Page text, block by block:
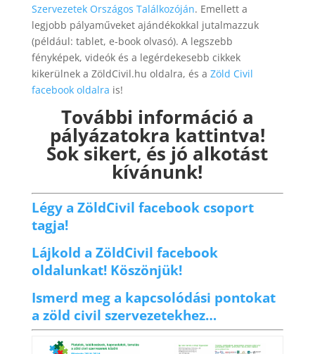
Szervezetek Országos Találkozóján. Emellett a
legjobb pályaműveket ajándékokkal jutalmazzuk
(például: tablet, e-book olvasó). A legszebb
fényképek, videók és a legérdekesebb cikkek
kikerülnek a ZöldCivil.hu oldalra, és a Zöld Civil
facebook oldalra is!
További információ a
pályázatokra kattintva!
Sok sikert, és jó alkotást
kívánunk!
Légy a ZöldCivil facebook csoport
tagja!
Lájkold a ZöldCivil facebook
oldalunkat! Köszönjük!
Ismerd meg a kapcsolódási pontokat
a zöld civil szervezetekhez…